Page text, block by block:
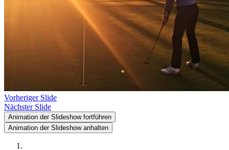
Vorheriger Slide
Nächster Slide
Animation der Slideshow fortführen
Animation der Slideshow anhalten